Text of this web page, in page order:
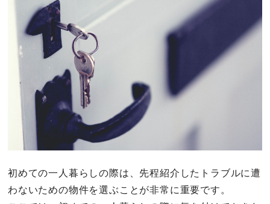
初めての一人暮らしの際は、先程紹介したトラブルに遭
わないための物件を選ぶことが非常に重要です。